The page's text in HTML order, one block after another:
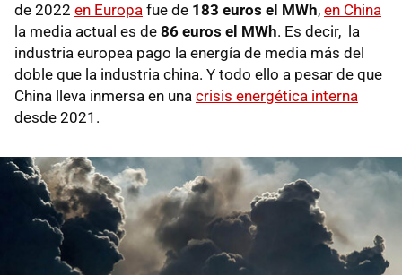
de 2022 en Europa fue de 183 euros el MWh, en China
la media actual es de 86 euros el MWh. Es decir, la
industria europea pago la energía de media más del
doble que la industria china. Y todo ello a pesar de que
China lleva inmersa en una crisis energética interna
desde 2021.